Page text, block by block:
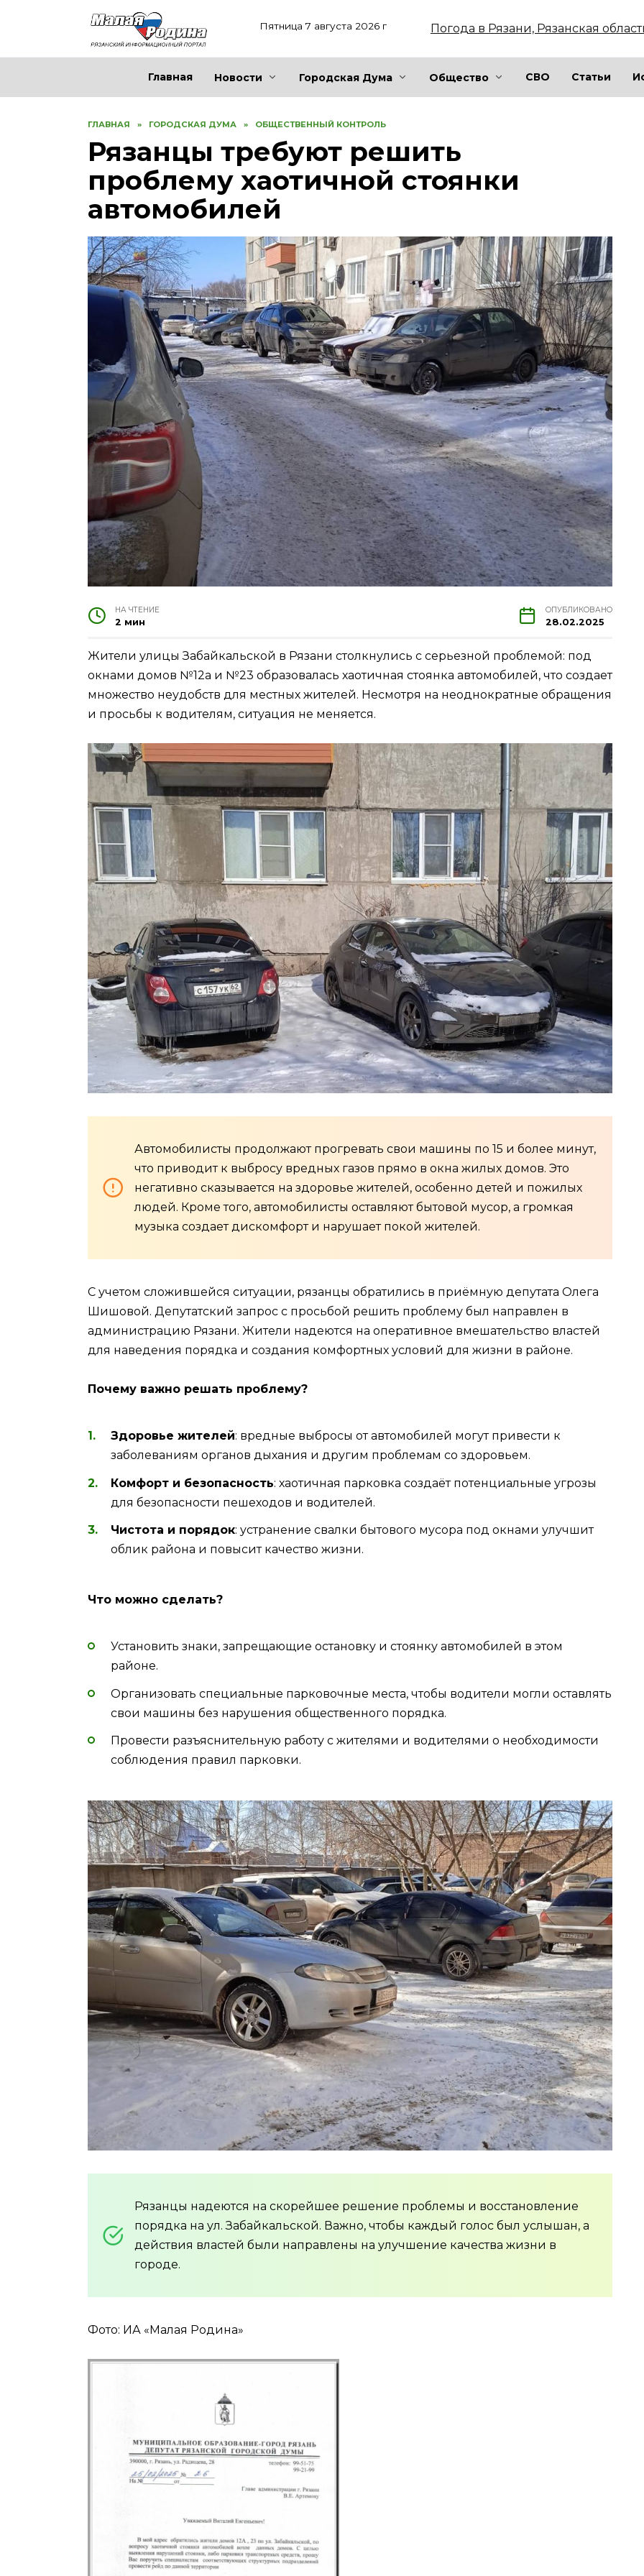
Пятница 7 августа 2026 г Погода в Рязани, Рязанская
Главная Новости Городская Дума Общество СВО Статьи
ГЛАВНАЯ » ГОРОДСКАЯ ДУМА » ОБЩЕСТВЕННЫЙ КОНТРОЛЬ
Рязанцы требуют решить
проблему хаотичной стоянки
автомобилей
НА ЧТЕНИЕ
2 мин
ОПУБЛИКОВАНО
28.02.2025
Жители улицы Забайкальской в Рязани столкнулись с серьезной проблемой: под
окнами домов №12а и №23 образовалась хаотичная стоянка автомобилей, что создает
множество неудобств для местных жителей. Несмотря на неоднократные обращения
и просьбы к водителям, ситуация не меняется.
Автомобилисты продолжают прогревать свои машины по 15 и более минут,
что приводит к выбросу вредных газов прямо в окна жилых домов. Это
негативно сказывается на здоровье жителей, особенно детей и пожилых
людей. Кроме того, автомобилисты оставляют бытовой мусор, а громкая
музыка создает дискомфорт и нарушает покой жителей.
С учетом сложившейся ситуации, рязанцы обратились в приёмную депутата Олега
Шишовой. Депутатский запрос с просьбой решить проблему был направлен в
администрацию Рязани. Жители надеются на оперативное вмешательство властей
для наведения порядка и создания комфортных условий для жизни в районе.
Почему важно решать проблему?
Здоровье жителей: вредные выбросы от автомобилей могут привести к
заболеваниям органов дыхания и другим проблемам со здоровьем.
Комфорт и безопасность: хаотичная парковка создаёт потенциальные угрозы
для безопасности пешеходов и водителей.
Чистота и порядок: устранение свалки бытового мусора под окнами улучшит
облик района и повысит качество жизни.
Что можно сделать?
Установить знаки, запрещающие остановку и стоянку автомобилей в этом
районе.
Организовать специальные парковочные места, чтобы водители могли оставлять
свои машины без нарушения общественного порядка.
Провести разъяснительную работу с жителями и водителями о необходимости
соблюдения правил парковки.
Рязанцы надеются на скорейшее решение проблемы и восстановление
порядка на ул. Забайкальской. Важно, чтобы каждый голос был услышан, а
действия властей были направлены на улучшение качества жизни в
городе.
Фото: ИА «Малая Родина»